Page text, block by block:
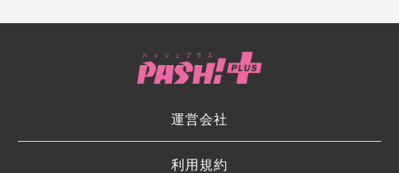
運営会社
利用規約